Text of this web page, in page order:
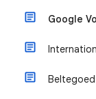
Google